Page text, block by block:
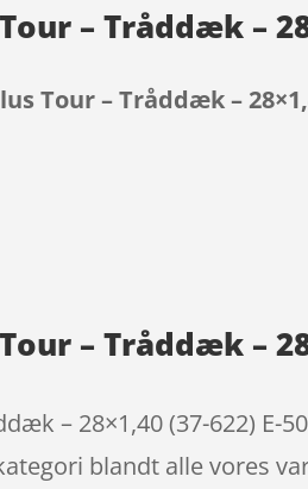
– Tråddæk –
Tour – Tråddæk –
– Tråddæk –
– 28×1,40 (37-622)
blandt alle vores